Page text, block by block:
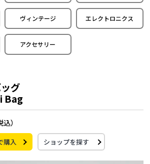
ヴィンテージ エレクトロニクス
アクセサリー
グ
Bag
）
購入 ショップを探す